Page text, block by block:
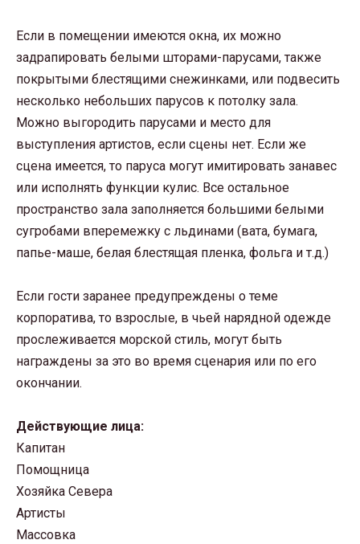
Если в помещении имеются окна, их можно
задрапировать белыми шторами-парусами, также
покрытыми блестящими снежинками, или подвесить
несколько небольших парусов к потолку зала.
Можно выгородить парусами и место для
выступления артистов, если сцены нет. Если же
сцена имеется, то паруса могут имитировать занавес
или исполнять функции кулис. Все остальное
пространство зала заполняется большими белыми
сугробами вперемежку с льдинами (вата, бумага,
папье-маше, белая блестящая пленка, фольга и т.д.)
Если гости заранее предупреждены о теме
корпоратива, то взрослые, в чьей нарядной одежде
прослеживается морской стиль, могут быть
награждены за это во время сценария или по его
окончании.
Действующие лица:
Капитан
Помощница
Хозяйка Севера
Артисты
Массовка